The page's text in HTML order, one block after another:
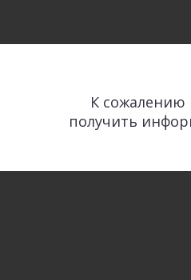
К сожалению
получить